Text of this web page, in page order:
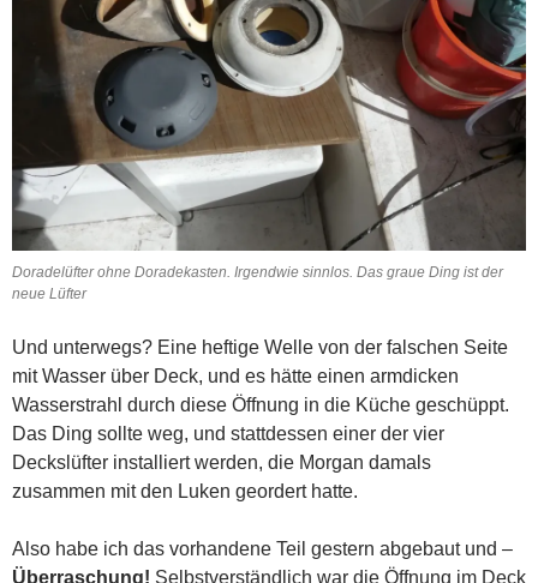
Doradelüfter ohne Doradekasten. Irgendwie sinnlos. Das graue Ding ist der
neue Lüfter
Und unterwegs? Eine heftige Welle von der falschen Seite
mit Wasser über Deck, und es hätte einen armdicken
Wasserstrahl durch diese Öffnung in die Küche geschüppt.
Das Ding sollte weg, und stattdessen einer der vier
Deckslüfter installiert werden, die Morgan damals
zusammen mit den Luken geordert hatte.
Also habe ich das vorhandene Teil gestern abgebaut und –
Überraschung! Selbstverständlich war die Öffnung im Deck